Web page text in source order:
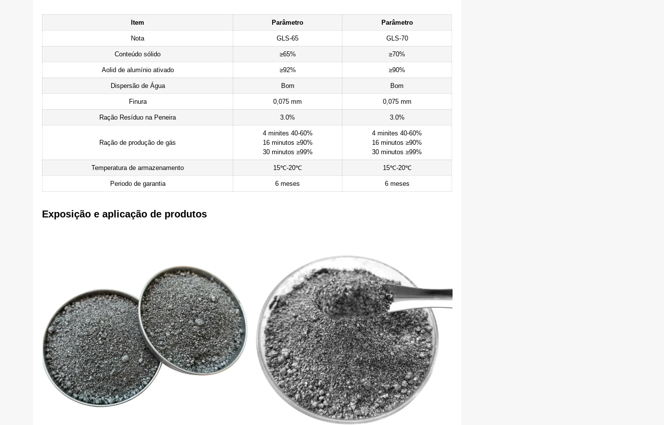
Item Parâmetro Parâmetro
Nota GLS-65 GLS-70
Conteúdo sólido ≥65% ≥70%
Aolid de alumínio ativado ≥92% ≥90%
Dispersão de Água Bom Bom
Finura 0,075 mm 0,075 mm
Ração Resíduo na Peneira 3.0% 3.0%
Ração de produção de gás
4 minites 40-60%
16 minutos ≥90%
30 minutos ≥99%
4 minites 40-60%
16 minutos ≥90%
30 minutos ≥99%
Temperatura de armazenamento 15℃-20℃ 15℃-20℃
Periodo de garantia 6 meses 6 meses
Exposição e aplicação de produtos